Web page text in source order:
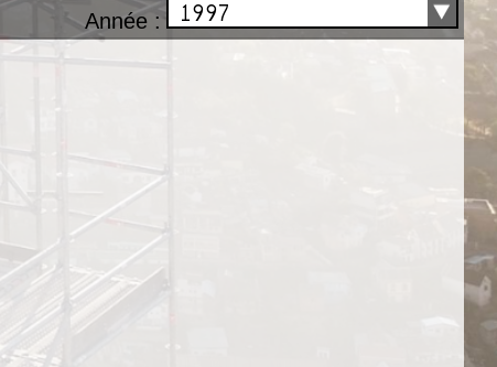
Année : 1997